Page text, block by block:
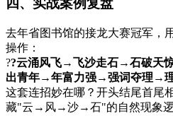
四、实战案例复盘
去年省图书馆的接龙大赛冠军，
操作：
??云涌风飞→飞沙走石→石破天
出青年→年富力强→强词夺理→
这套连招妙在哪？开头结尾首尾
藏"云→风→沙→石"的自然现象逻